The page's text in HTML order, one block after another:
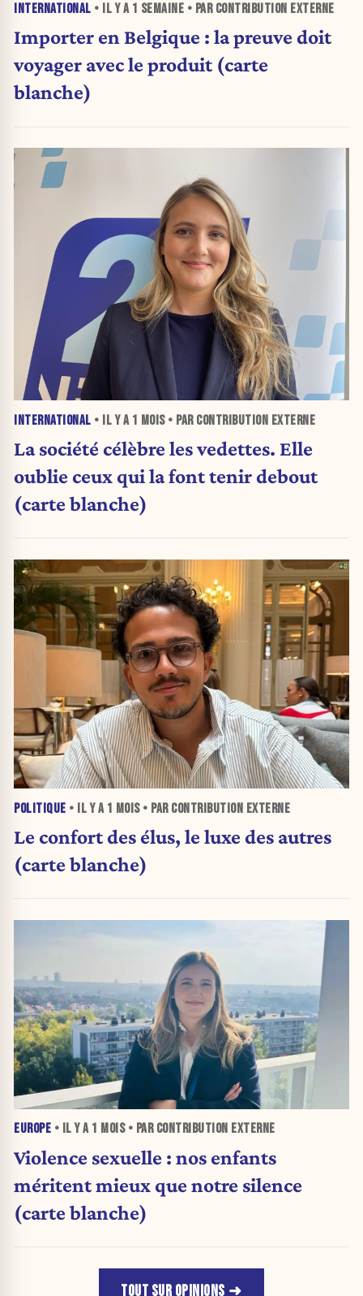
INTERNATIONAL • IL Y A 1 SEMAINE • PAR CONTRIBUTION EXTERNE
Importer en Belgique : la preuve doit
voyager avec le produit (carte
blanche)
INTERNATIONAL • IL Y A 1 MOIS• PAR CONTRIBUTION EXTERNE
La société célèbre les vedettes. Elle
oublie ceux qui la font tenir debout
(carte blanche)
POLITIQUE • IL Y A 1 MOIS• PAR CONTRIBUTION EXTERNE
Le confort des élus, le luxe des autres
(carte blanche)
EUROPE • IL Y A 1 MOIS• PAR CONTRIBUTION EXTERNE
Violence sexuelle : nos enfants
méritent mieux que notre silence
(carte blanche)
TOUT SUR OPINIONS